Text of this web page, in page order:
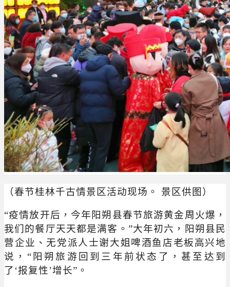
（春节桂林千古情景区活动现场。 景区供图）
“疫情放开后，今年阳朔县春节旅游黄金周火爆，
我们的餐厅天天都是满客。”大年初六，阳朔县民
营企业、无党派人士谢大姐啤酒鱼店老板高兴地
说，“阳朔旅游回到三年前状态了，甚至达到
了‘报复性’增长”。